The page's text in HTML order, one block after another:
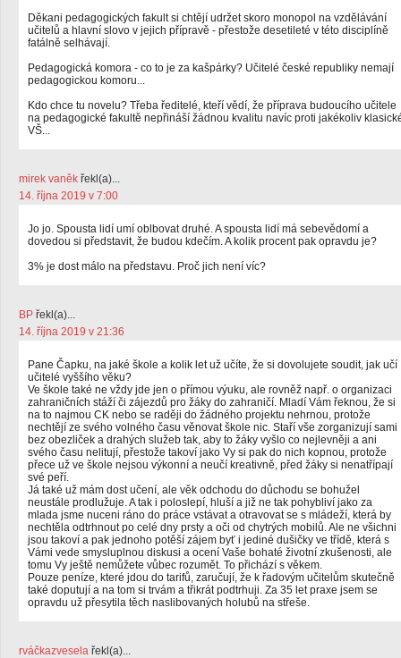
Děkani pedagogických fakult si chtějí udržet skoro monopol na vzdělávání
učitelů a hlavní slovo v jejich přípravě - přestože desetileté v této disciplíně
fatálně selhávají.
Pedagogická komora - co to je za kašpárky? Učitelé české republiky nemají
pedagogickou komoru...
Kdo chce tu novelu? Třeba ředitelé, kteří vědí, že příprava budoucího učitele
na pedagogické fakultě nepřináší žádnou kvalitu navíc proti jakékoliv
VŠ...
mirek vaněk řekl(a)...
14. října 2019 v 7:00
Jo jo. Spousta lidí umí oblbovat druhé. A spousta lidí má sebevědomí a
dovedou si představit, že budou kdečím. A kolik procent pak opravdu je?
3% je dost málo na představu. Proč jich není víc?
BP řekl(a)...
14. října 2019 v 21:36
Pane Čapku, na jaké škole a kolik let už učíte, že si dovolujete soudit, jak učí
učitelé vyššího věku?
Ve škole také ne vždy jde jen o přímou výuku, ale rovněž např. o organizaci
zahraničních stáží či zájezdů pro žáky do zahraničí. Mladí Vám řeknou, že si
na to najmou CK nebo se raději do žádného projektu nehrnou, protože
nechtějí ze svého volného času věnovat škole nic. Staří vše zorganizují sami
bez obezliček a drahých služeb tak, aby to žáky vyšlo co nejlevněji a ani
svého času nelitují, přestože takoví jako Vy si pak do nich kopnou, protože
přece už ve škole nejsou výkonní a neučí kreativně, před žáky si nenatřípají
své peří.
Já také už mám dost učení, ale věk odchodu do důchodu se bohužel
neustále prodlužuje. A tak i poloslepí, hluší a již ne tak pohybliví jako za
mlada jsme nuceni ráno do práce vstávat a otravovat se s mládeží, která by
nechtěla odtrhnout po celé dny prsty a oči od chytrých mobilů. Ale ne všichni
jsou takoví a pak jednoho potěší zájem byť i jediné dušičky ve třídě, která s
Vámi vede smysluplnou diskusi a ocení Vaše bohaté životní zkušenosti, ale
tomu Vy ještě nemůžete vůbec rozumět. To přichází s věkem.
Pouze peníze, které jdou do tarifů, zaručují, že k řadovým učitelům skutečně
také doputují a na tom si trvám a třikrát podtrhuji. Za 35 let praxe jsem se
opravdu už přesytila těch naslibovaných holubů na střeše.
rváčkazvesela řekl(a)...